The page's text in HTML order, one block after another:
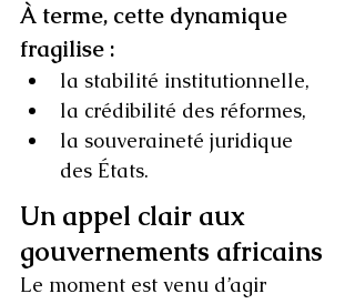
À terme, cette dynamique
fragilise :
la stabilité institutionnelle,
la crédibilité des réformes,
la souveraineté juridique
des États.
Un appel clair aux
gouvernements africains
Le moment est venu d’agir